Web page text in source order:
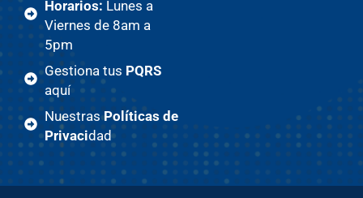
Horarios: Lunes a
Viernes de 8am a
5pm
Gestiona tus PQRS
aquí
NuestrasPolíticas de
Privacidad